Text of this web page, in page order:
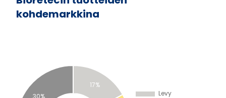
kohdemarkkina